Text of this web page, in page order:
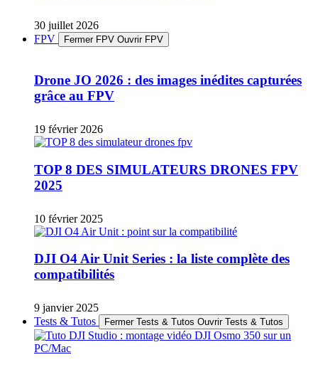
30 juillet 2026
FPV
Fermer FPV Ouvrir FPV
Drone JO 2026 : des images inédites capturées
grâce au FPV
19 février 2026
TOP 8 DES SIMULATEURS DRONES FPV
2025
10 février 2025
DJI O4 Air Unit Series : la liste complète des
compatibilités
9 janvier 2025
Tests & Tutos
Fermer Tests & Tutos Ouvrir Tests & Tutos